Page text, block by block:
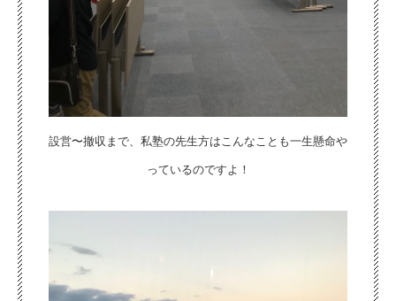
設営〜撤収まで、私塾の先生方はこんなことも一生懸命や
っているのですよ！